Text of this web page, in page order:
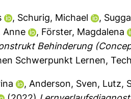
, Schurig, Michael ,
Anne , Förster, Magdalena
Behinderung
Schwerpunkt Lernen,
, Anderson, Sven, Lutz,